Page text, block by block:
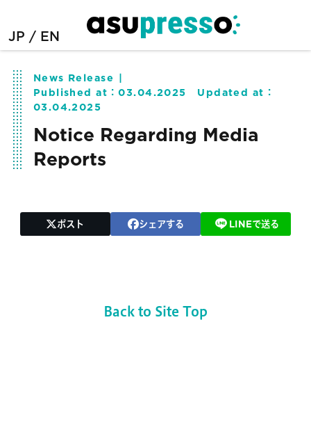
JP EN
News Release
Published at：03.04.2025
Updated at：
03.04.2025
Notice Regarding Media
Reports
ポスト シェアする LINEで送る
Back to Site Top